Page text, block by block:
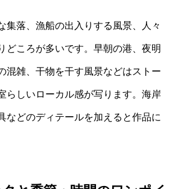
集落、漁船の出入りする風景、人々
どころが多いです。早朝の港、夜明
混雑、干物を干す風景などはストー
らしいローカル感が写ります。海岸
などのディテールを加えると作品に